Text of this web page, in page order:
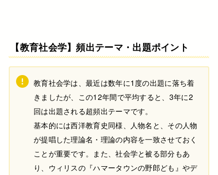
【教育社会学】頻出テーマ・出題ポイント
教育社会学は、最近は数年に1度の出題に落ち着
きましたが、この12年間で平均すると、3年に2
回は出題される超頻出テーマです。
基本的には西洋教育史同様、人物名と、その人物
が提唱した理論名・理論の内容を一致させておく
ことが重要です。また、社会学と被る部分もあ
り、ウィリスの『ハマータウンの野郎ども』やデ